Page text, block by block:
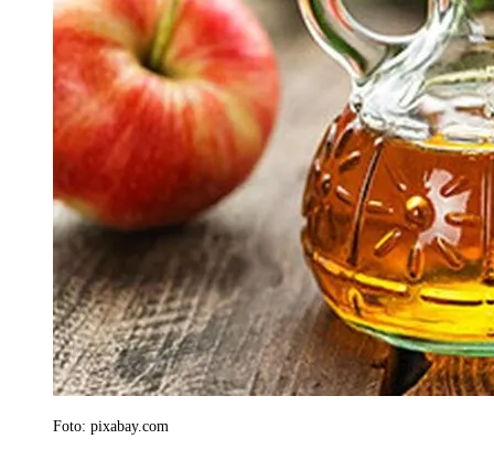
Foto: pixabay.com